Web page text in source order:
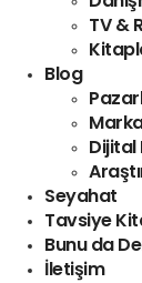
TV &
Blog
Seyahat
Tavsiye
Bunu da
İletişim